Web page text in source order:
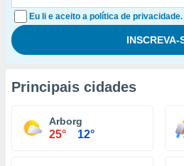
Eu li e aceito a política de privacidade.
Principais cidades
Arborg
25° 12°